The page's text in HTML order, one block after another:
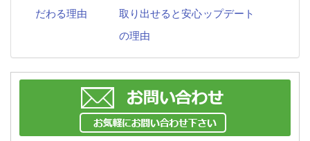
だわる理由
取り出せると安心
の理由
ップデート